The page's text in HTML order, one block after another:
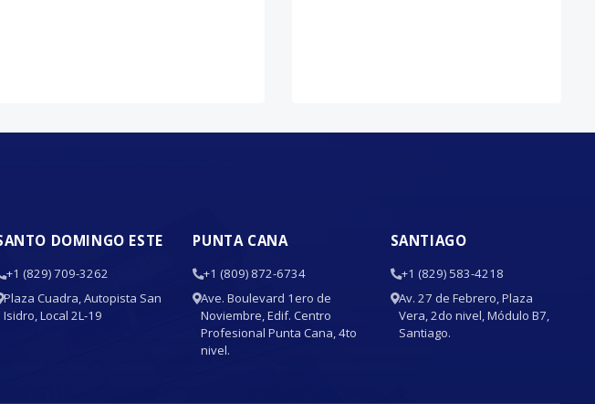
DOMINGO ESTE
+1 (829) 709-3262
Plaza Cuadra, Autopista San
Isidro, Local 2L-19
PUNTA CANA
+1 (809) 872-6734
Ave. Boulevard 1ero de
Noviembre, Edif. Centro
Profesional Punta Cana, 4to
nivel.
SANTIAGO
+1 (829) 583-4218
Av. 27 de Febrero, Plaza
Vera, 2do nivel, Módulo B7,
Santiago.